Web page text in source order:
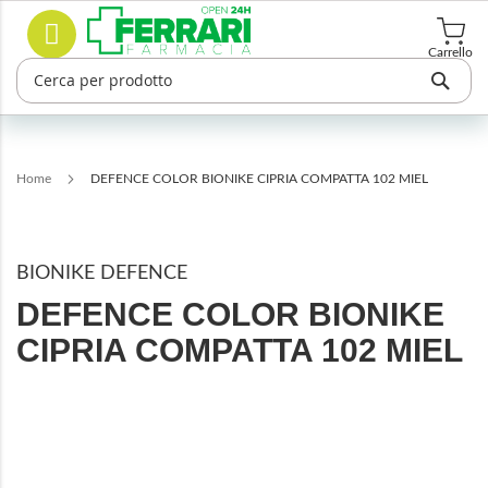
Salta
contenuto
Carrello
Cerca
Home DEFENCE COLOR BIONIKE CIPRIA COMPATTA 102 MIEL
BIONIKE DEFENCE
DEFENCE COLOR BIONIKE
CIPRIA COMPATTA 102 MIEL